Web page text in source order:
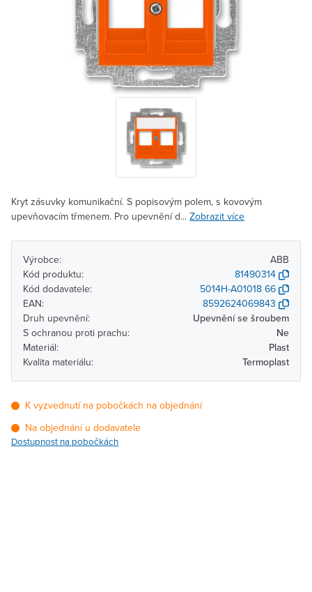
Kryt zásuvky komunikační. S popisovým polem, s kovovým
upevňovacím třmenem. Pro upevnění d... Zobrazit více
Výrobce:
ABB
Kód produktu:
81490314
Kód dodavatele:
5014H-A01018 66
EAN:
8592624069843
Druh upevnění:
Upevnění se šroubem
S ochranou proti prachu:
Ne
Materiál:
Plast
Kvalita materiálu:
Termoplast
K vyzvednutí na pobočkách na objednání
Na objednání u dodavatele
Dostupnost na pobočkách